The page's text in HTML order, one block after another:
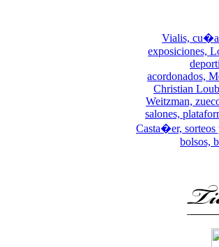
Vialis,
exposiciones,
acordonados,
Christian
Weitzman,
salones,
Casta�er, sorteos
bolsos,